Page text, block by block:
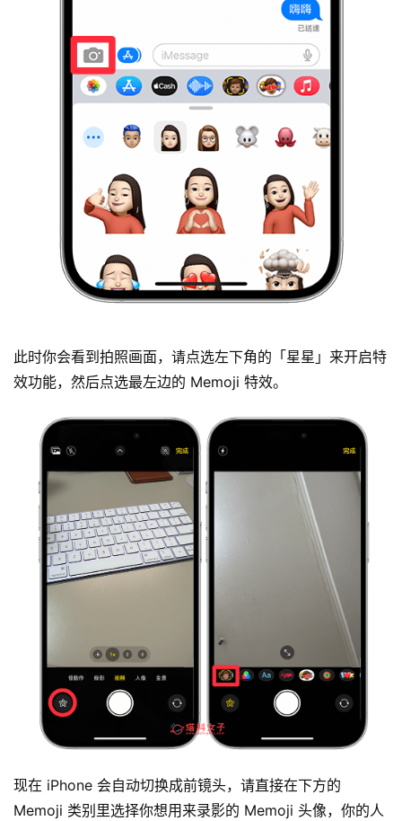
此时你会看到拍照画面，请点选左下角的「星星」来开启特
效功能，然后点选最左边的 Memoji 特效。
现在 iPhone 会自动切换成前镜头，请直接在下方的
Memoji 类别里选择你想用来录影的 Memoji 头像，你的人